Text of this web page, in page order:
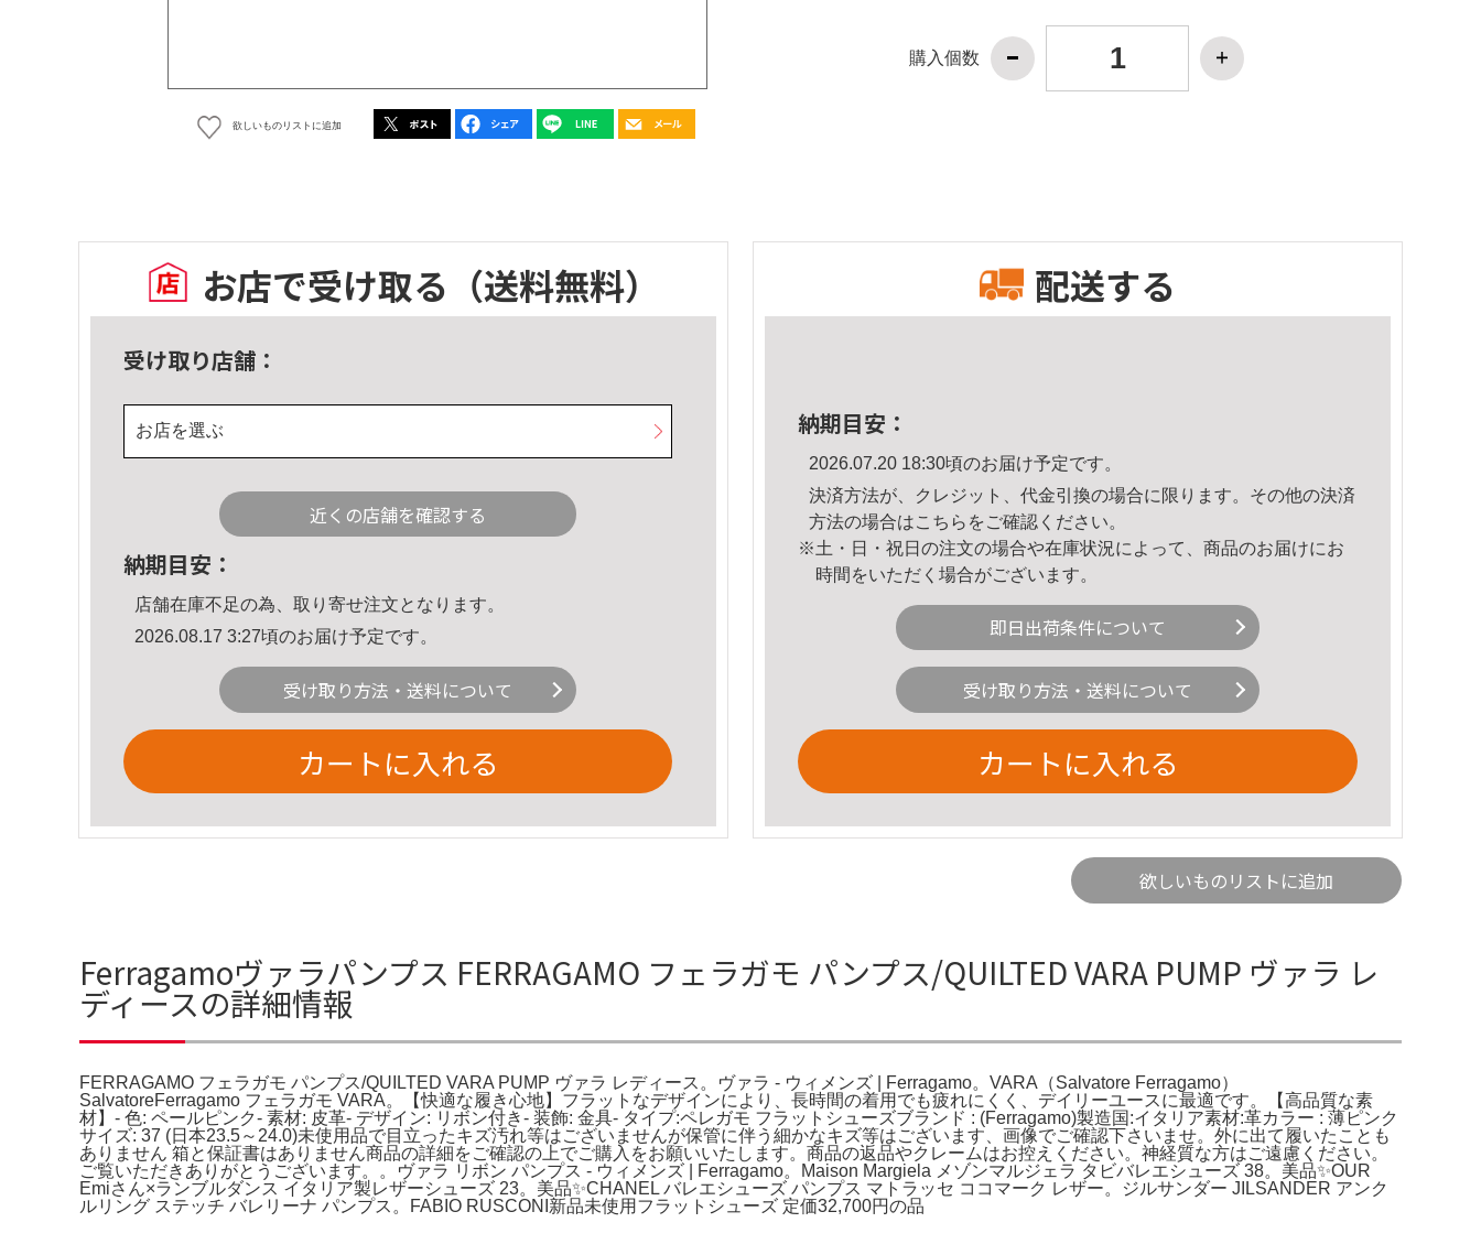
欲しいものリストに追加
購入個数
お店で受け取る （送料無料）
受け取り店舗：
お店を選ぶ
近くの店舗を確認する
納期目安：
店舗在庫不足の為、取り寄せ注文となります。
2026.08.17 3:27頃のお届け予定です。
受け取り方法・送料について
カートに入れる
配送する
納期目安：
2026.07.20 18:30頃のお届け予定です。
決済方法が、クレジット、代金引換の場合に限ります。その他の決済
方法の場合はこちら をご確認ください。
※土・日・祝日の注文の場合や在庫状況によって、商品のお届けにお
時間をいただく場合がございます。
即日出荷条件について
受け取り方法・送料について
カートに入れる
欲しいものリストに追加
Ferragamoヴァラパンプス FERRAGAMO フェラガモ パンプス/QUILTED VARA PUMP ヴァラ レ
ディースの詳細情報
FERRAGAMO フェラガモ パンプス/QUILTED VARA PUMP ヴァラ レディース。ヴァラ - ウィメンズ | Ferragamo。VARA（Salvatore Ferragamo）
SalvatoreFerragamo フェラガモ VARA。【快適な履き心地】フラットなデザインにより、長時間の着用でも疲れにくく、デイリーユースに最適です。【高品質な素
材】- 色: ペールピンク- 素材: 皮革- デザイン: リボン付き- 装飾: 金具- タイプ:ペレガモ フラットシューズブランド : (Ferragamo)製造国:イタリア素材:革カラー : 薄ピンク
サイズ: 37 (日本23.5～24.0)未使用品で目立ったキズ汚れ等はございませんが保管に伴う細かなキズ等はございます、画像でご確認下さいませ。外に出て履いたことも
ありません 箱と保証書はありません商品の詳細をご確認の上でご購入をお願いいたします。商品の返品やクレームはお控えください。神経質な方はご遠慮ください。
ご覧いただきありがとうございます。。ヴァラ リボン パンプス - ウィメンズ | Ferragamo。Maison Margiela メゾンマルジェラ タビバレエシューズ 38。美品✨OUR
Emiさん×ランブルダンス イタリア製レザーシューズ 23。美品✨CHANEL バレエシューズ パンプス マトラッセ ココマーク レザー。ジルサンダー JILSANDER アンク
ルリング ステッチ バレリーナ パンプス。FABIO RUSCONI新品未使用フラットシューズ 定価32,700円の品